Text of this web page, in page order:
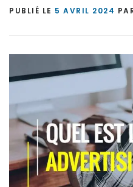
PUBLIÉ LE 5 AVRIL 2024